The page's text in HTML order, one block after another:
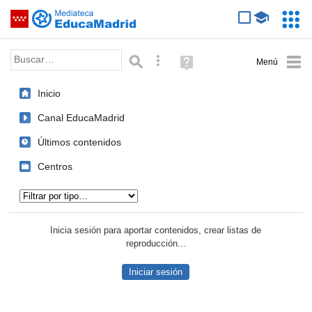
Saltar navegación
Palabra o frase: Búsqueda avanzada
Ayuda
(en
Inicio
Canal EducaMadrid
Últimos contenidos
Centros
Inicia sesión para aportar contenidos, crear listas de
reproducción...
Iniciar sesión